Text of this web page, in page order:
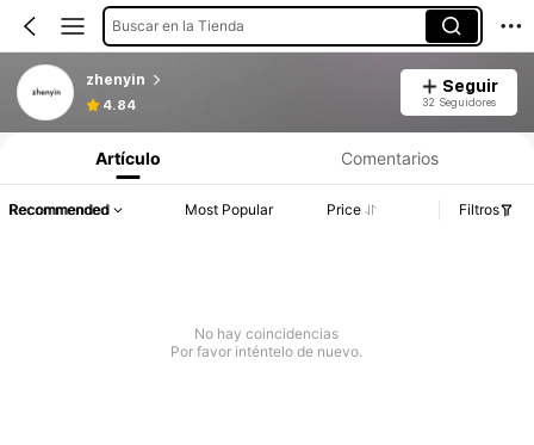
Buscar en la Tienda
zhenyin
4.84
Seguir
32 Seguidores
Artículo Comentarios
Recommended Most Popular Price Filtros
No hay coincidencias
Por favor inténtelo de nuevo.